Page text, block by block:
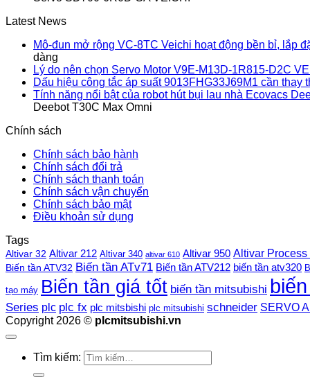
Latest News
Mô-đun mở rộng VC-8TC Veichi hoạt động bền bỉ, lắp
dàng
Lý do nên chọn Servo Motor V9E-M13D-1R815-D2C
Dấu hiệu công tắc áp suất 9013FHG33J69M1 cần thay
Tính năng nổi bật của robot hút bụi lau nhà Ecovacs
Deebot T30C Max Omni
Chính sách
Chính sách bảo hành
Chính sách đổi trả
Chính sách thanh toán
Chính sách vận chuyển
Chính sách bảo mật
Điều khoản sử dụng
Tags
Altivar 32 Altivar 212 Altivar 340 altivar 610 Altivar 950 Altivar Process
Biến tần ATV32 Biến tần ATv71 Biến tần ATV212 biến tần atv320
tạo máy Biến tần giá tốt biến tần mitsubishi
Series plc plc fx plc mitsbishi plc mitsubishi schneider SERVO
Copyright 2026 © plcmitsubishi.vn
Tìm kiếm: